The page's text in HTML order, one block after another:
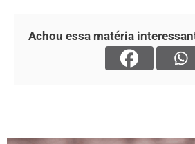
Achou essa matéria